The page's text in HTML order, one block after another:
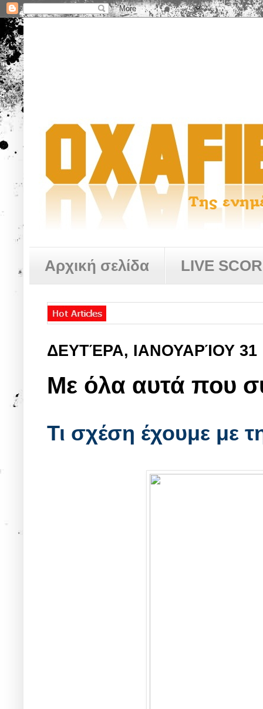
Αρχική σελίδα LIVE
ΔΕΥΤΈΡΑ, ΙΑΝΟΥΑΡΊΟΥ 31
Με όλα αυτά που
Τι σχέση έχουμε με